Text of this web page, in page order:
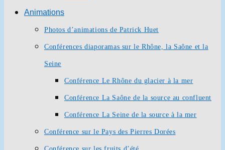
Animations
Photos d’animations de Patrick Huet
Conférences diaporamas sur le Rhône, la Saône et la
Seine
Conférence Le Rhône du glacier à la mer
Conférence La Saône de la source au confluent
Conférence La Seine de la source à la mer
Conférence sur le Pays des Pierres Dorées